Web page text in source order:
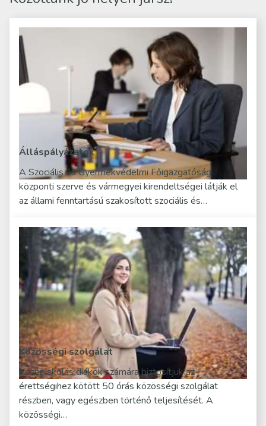
Álláspályázatok
A Szociális és Gyermekvédelmi Főigazgatóság
központi szerve és vármegyei kirendeltségei látják el
az állami fenntartású szakosított szociális és…
Közösségi szolgálat
Középiskolás diákok számára biztosítjuk az
érettségihez kötött 50 órás közösségi szolgálat
részben, vagy egészben történő teljesítését. A
közösségi…